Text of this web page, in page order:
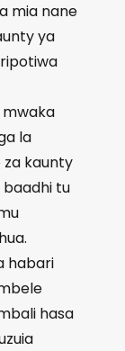
mia nane
ya
la
za kaunty
baadhi tu
habari
hasa